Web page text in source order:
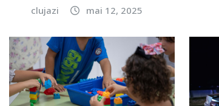
clujazi mai 12, 2025